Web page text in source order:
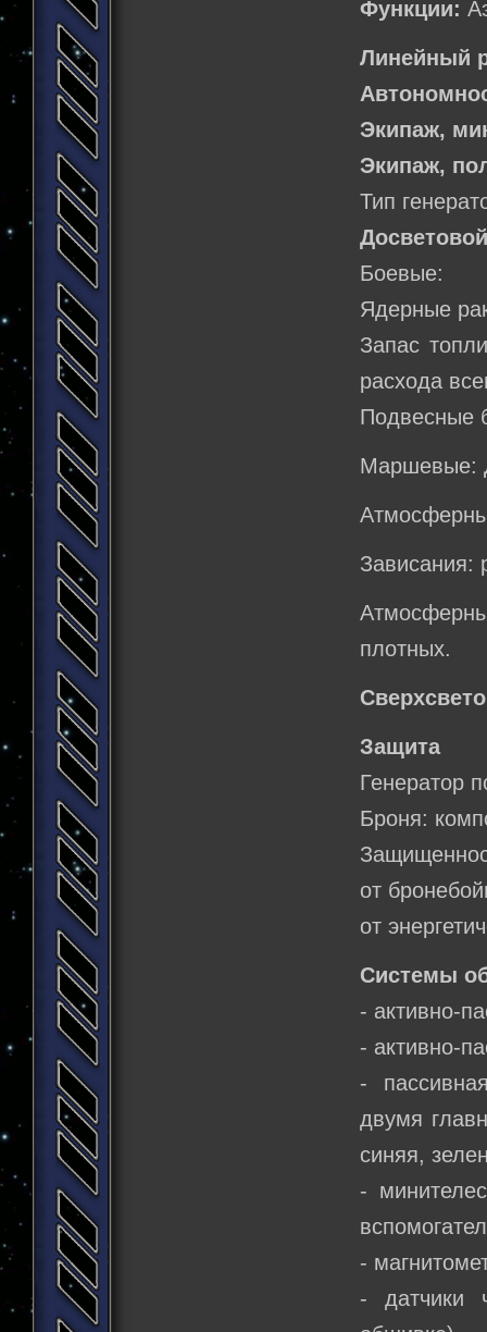
Функции:
Линейный
Экипаж,
Экипаж,
Тип
Боевые:
Ядерные
Запас
расхода
Подвесные
Маршевые:
Зависания:
плотных.
Защита
Генератор
Броня:
от
от
Системы
- активно-
- активно-
-
двумя
синяя,
-
-
- датчики